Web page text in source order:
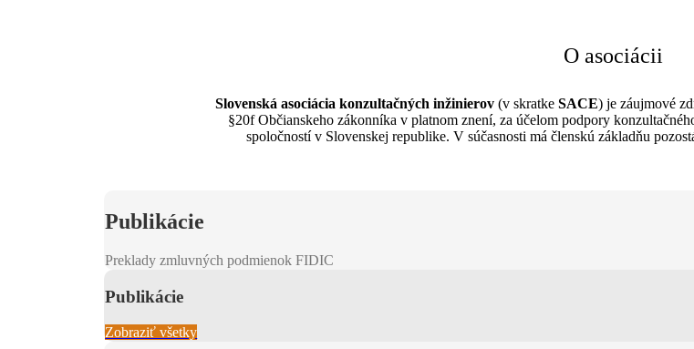
O asociácii
Slovenská asociácia konzultačných inžinierov (v skratke SACE) je záujmové
§20f Občianskeho zákonníka v platnom znení, za účelom podpory
spoločností v Slovenskej republike. V súčasnosti má členskú základňu
Publikácie
Preklady zmluvných podmienok FIDIC
Publikácie
Zobraziť všetky